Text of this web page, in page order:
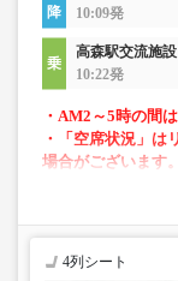
10:09発
高森駅交流施設
10:22発
・AM2～5時の間
・「空席状況」は
場合がございます。
・フリーWi-Fi対
4列シート